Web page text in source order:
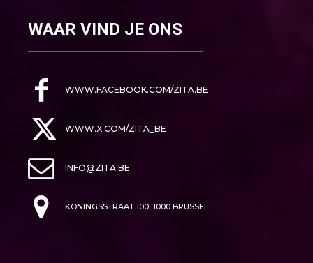
WAAR VIND JE ONS
WWW.FACEBOOK.COM/ZITA.BE
WWW.X.COM/ZITA_BE
INFO@ZITA.BE
KONINGSSTRAAT 100, 1000 BRUSSEL